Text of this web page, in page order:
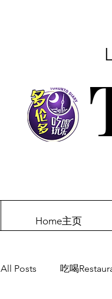
Home主页
All Posts 吃喝